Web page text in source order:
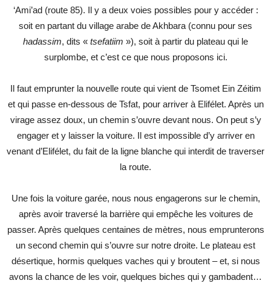
‘Ami’ad (route 85). Il y a deux voies possibles pour y accéder :
soit en partant du village arabe de Akhbara (connu pour ses
hadassim, dits « tsefatiim »), soit à partir du plateau qui le
surplombe, et c’est ce que nous proposons ici.
Il faut emprunter la nouvelle route qui vient de Tsomet Ein Zéitim
et qui passe en-dessous de Tsfat, pour arriver à Elifélet. Après un
virage assez doux, un chemin s’ouvre devant nous. On peut s’y
engager et y laisser la voiture. Il est impossible d’y arriver en
venant d’Elifélet, du fait de la ligne blanche qui interdit de traverser
la route.
Une fois la voiture garée, nous nous engagerons sur le chemin,
après avoir traversé la barrière qui empêche les voitures de
passer. Après quelques centaines de mètres, nous emprunterons
un second chemin qui s’ouvre sur notre droite. Le plateau est
désertique, hormis quelques vaches qui y broutent – et, si nous
avons la chance de les voir, quelques biches qui y gambadent…